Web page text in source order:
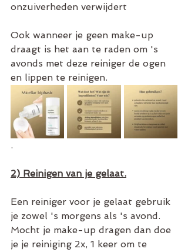
onzuiverheden verwijdert
Ook wanneer je geen make-up
draagt is het aan te raden om 's
avonds met deze reiniger de ogen
en lippen te reinigen.
.
2) Reinigen van je gelaat.
Een reiniger voor je gelaat gebruik
je zowel 's morgens als 's avond.
Mocht je make-up dragen dan doe
je je reiniging 2x, 1 keer om te